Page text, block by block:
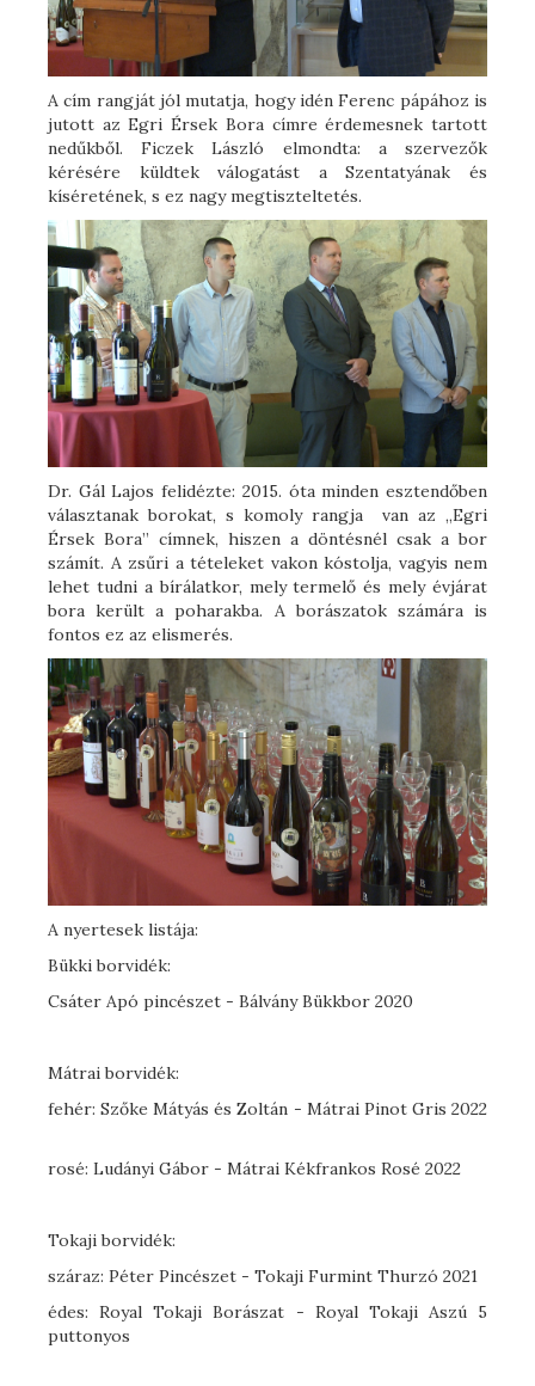
A cím rangját jól mutatja, hogy idén Ferenc pápához is
jutott az Egri Érsek Bora címre érdemesnek tartott
nedűkből. Ficzek László elmondta: a szervezők
kérésére küldtek válogatást a Szentatyának és
kíséretének, s ez nagy megtiszteltetés.
Dr. Gál Lajos felidézte: 2015. óta minden esztendőben
választanak borokat, s komoly rangja van az „Egri
Érsek Bora” címnek, hiszen a döntésnél csak a bor
számít. A zsűri a tételeket vakon kóstolja, vagyis nem
lehet tudni a bírálatkor, mely termelő és mely évjárat
bora került a poharakba. A borászatok számára is
fontos ez az elismerés.
A nyertesek listája:
Bükki borvidék:
Csáter Apó pincészet - Bálvány Bükkbor 2020
Mátrai borvidék:
fehér: Szőke Mátyás és Zoltán - Mátrai Pinot Gris 2022
rosé: Ludányi Gábor - Mátrai Kékfrankos Rosé 2022
Tokaji borvidék:
száraz: Péter Pincészet - Tokaji Furmint Thurzó 2021
édes: Royal Tokaji Borászat - Royal Tokaji Aszú 5
puttonyos